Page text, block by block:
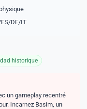
DE/IT
historique
un gameplay recentré
Incarnez Basim, un